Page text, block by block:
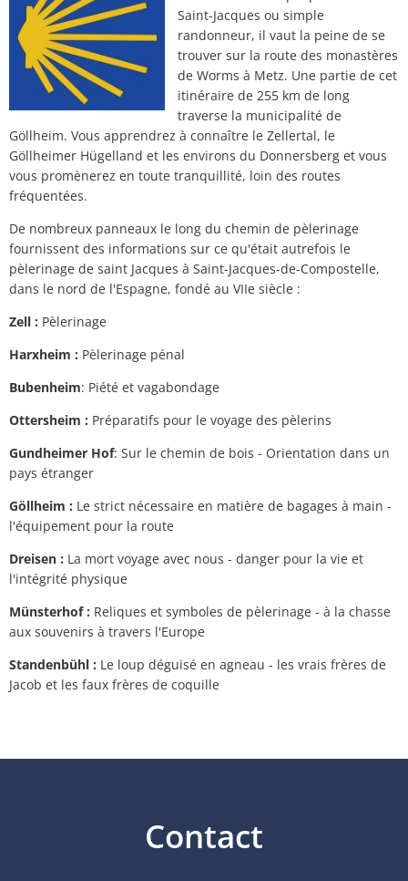
Plan d'action contre le bruit
Environnement
Mesures de modernisation/remise en
Planification thermique communale
Projets
Ottersheim
Ruessingen
Standenbühl
Weitersweiler
de
Jacob
Saint-Jacques ou simple
randonneur, il vaut la peine de se
trouver sur la route des monastères
de Worms à Metz. Une partie de cet
itinéraire de 255 km de long
traverse la municipalité de
Göllheim. Vous apprendrez à connaître le Zellertal, le
Göllheimer Hügelland et les environs du Donnersberg et vous
vous promènerez en toute tranquillité, loin des routes
fréquentées.
De nombreux panneaux le long du chemin de pèlerinage
fournissent des informations sur ce qu'était autrefois le
pèlerinage de saint Jacques à Saint-Jacques-de-Compostelle,
dans le nord de l'Espagne, fondé au VIIe siècle :
Zell : Pèlerinage
Harxheim : Pèlerinage pénal
Bubenheim: Piété et vagabondage
Ottersheim : Préparatifs pour le voyage des pèlerins
Gundheimer Hof: Sur le chemin de bois - Orientation dans un
pays étranger
Göllheim : Le strict nécessaire en matière de bagages à main -
l'équipement pour la route
Dreisen : La mort voyage avec nous - danger pour la vie et
l'intégrité physique
Münsterhof : Reliques et symboles de pèlerinage - à la chasse
aux souvenirs à travers l'Europe
Standenbühl : Le loup déguisé en agneau - les vrais frères de
Jacob et les faux frères de coquille
Contact